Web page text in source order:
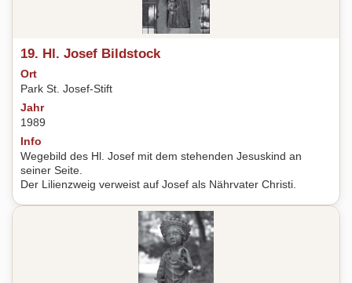
19. Hl. Josef Bildstock
Ort
Park St. Josef-Stift
Jahr
1989
Info
Wegebild des Hl. Josef mit dem stehenden Jesuskind an
seiner Seite.
Der Lilienzweig verweist auf Josef als Nährvater Christi.